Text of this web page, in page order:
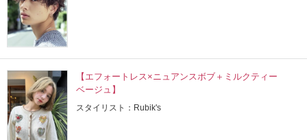
【エフォートレス×ニュアンスボブ＋ミルクティー
ベージュ】
スタイリスト：Rubik's